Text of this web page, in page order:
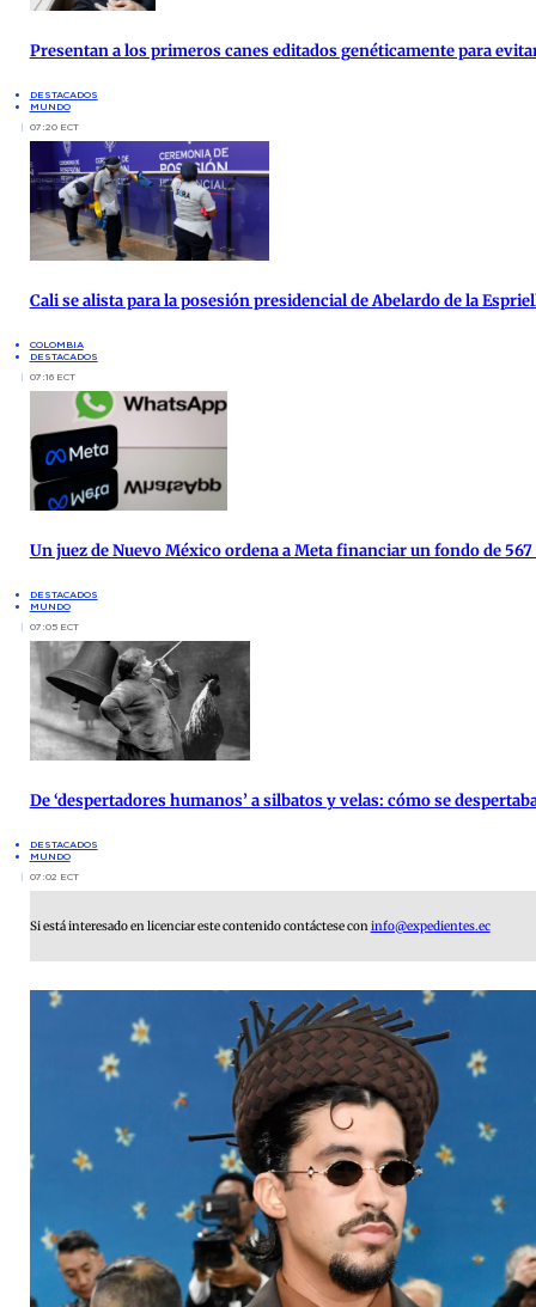
Presentan a los primeros canes editados genéticamente para
DESTACADOS
MUNDO
07:20 ECT
Cali se alista para la posesión presidencial de Abelardo de la
COLOMBIA
DESTACADOS
07:16 ECT
Un juez de Nuevo México ordena a Meta financiar un fondo de
DESTACADOS
MUNDO
07:05 ECT
De ‘despertadores humanos’ a silbatos y velas: cómo se
DESTACADOS
MUNDO
07:02 ECT
Si está interesado en licenciar este contenido contáctese coninfo@expedientes.ec